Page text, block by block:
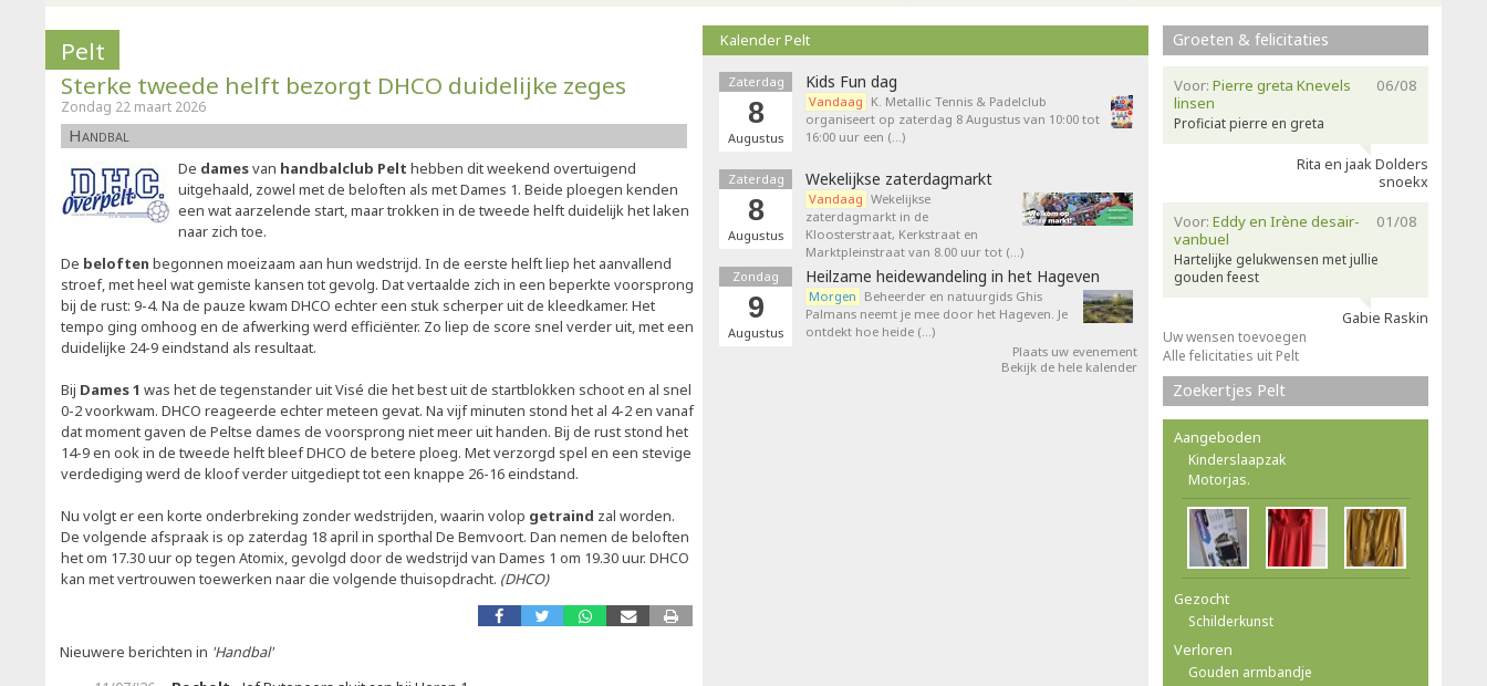
Pelt
Sterke tweede helft bezorgt DHCO duidelijke zeges
Zondag 22 maart 2026
Handbal
De damesvan handbalclub Pelt hebben dit weekend overtuigend
uitgehaald, zowel met de beloften als met Dames 1. Beide ploegen kenden
een wat aarzelende start, maar trokken in de tweede helft duidelijk het laken
naar zich toe.
De beloften begonnen moeizaam aan hun wedstrijd. In de eerste helft liep het aanvallend
stroef, met heel wat gemiste kansen tot gevolg. Dat vertaalde zich in een beperkte voorsprong
bij de rust: 9-4. Na de pauze kwam DHCO echter een stuk scherper uit de kleedkamer. Het
tempo ging omhoog en de afwerking werd efficiënter. Zo liep de score snel verder uit, met een
duidelijke 24-9 eindstand als resultaat.
Bij Dames 1 was het de tegenstander uit Visé die het best uit de startblokken schoot en al snel
0-2 voorkwam. DHCO reageerde echter meteen gevat. Na vijf minuten stond het al 4-2 en vanaf
dat moment gaven de Peltse dames de voorsprong niet meer uit handen. Bij de rust stond het
14-9 en ook in de tweede helft bleef DHCO de betere ploeg. Met verzorgd spel en een stevige
verdediging werd de kloof verder uitgediept tot een knappe 26-16 eindstand.
Nu volgt er een korte onderbreking zonder wedstrijden, waarin volop getraind zal worden.
De volgende afspraak is op zaterdag 18 april in sporthal De Bemvoort. Dan nemen de beloften
het om 17.30 uur op tegen Atomix, gevolgd door de wedstrijd van Dames 1 om 19.30 uur. DHCO
kan met vertrouwen toewerken naar die volgende thuisopdracht. (DHCO)
Nieuwere berichten in 'Handbal'
Kalender Pelt
Zaterdag
8
Augustus
Kids Fun dag
Vandaag K. Metallic Tennis & Padelclub
organiseert op zaterdag 8 Augustus van 10:00 tot
16:00 uur een (…)
Zaterdag
8
Augustus
Wekelijkse zaterdagmarkt
Vandaag Wekelijkse
zaterdagmarkt in de
Kloosterstraat, Kerkstraat en
Marktpleinstraat van 8.00 uur tot (…)
Zondag
9
Augustus
Heilzame heidewandeling in het Hageven
Morgen Beheerder en natuurgids Ghis
Palmans neemt je mee door het Hageven. Je
ontdekt hoe heide (…)
Plaats uw evenement
Bekijk de hele kalender
Groeten & felicitaties
06/08
Voor: Pierre greta Knevels
linsen
Proficiat pierre en greta
Rita en jaak Dolders
snoekx
01/08
Voor: Eddy en Irène desair-
vanbuel
Hartelijke gelukwensen met jullie
gouden feest
Gabie Raskin
Uw wensen toevoegen
Alle felicitaties uit Pelt
Zoekertjes Pelt
Aangeboden
Kinderslaapzak
Motorjas.
Gezocht
Schilderkunst
Verloren
Gouden armbandje